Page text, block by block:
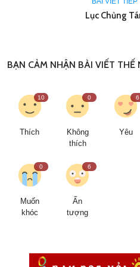
Lục Chủng
BẠN CẢM NHẬN BÀI VIẾT THẾ
10
Thích
0
Không
thích
6
Yêu
0
Muốn
khóc
6
Ấn
tượng